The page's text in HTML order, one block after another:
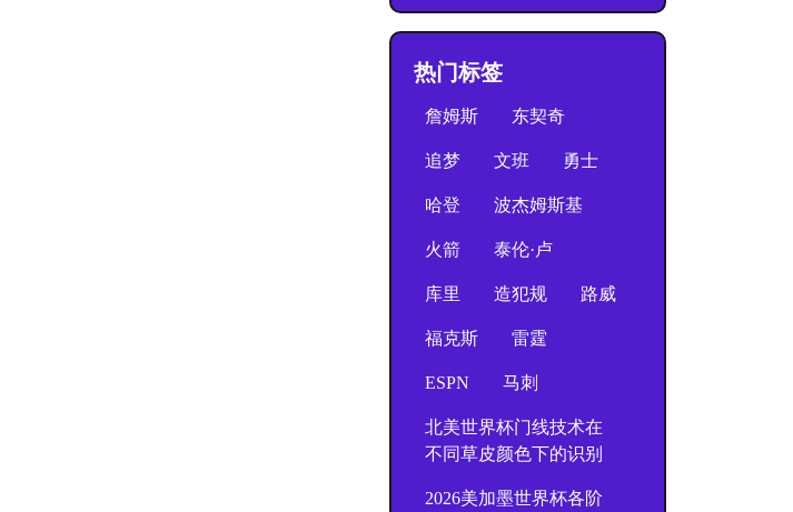
热门标签
詹姆斯 东契奇
追梦 文班 勇士
哈登 波杰姆斯基
火箭 泰伦·卢
库里 造犯规 路威
福克斯 雷霆
ESPN 马刺
北美世界杯门线技术在
不同草皮颜色下的识别
2026美加墨世界杯各阶